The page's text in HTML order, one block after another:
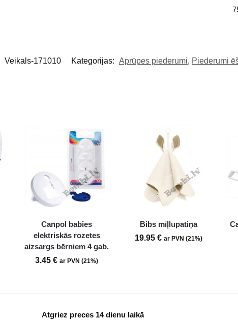
Veikals-171010 Kategorijas: Aprūpes piederumi, Piederumi
Canpol babies
elektriskās rozetes
aizsargs bērniem 4 gab.
3.45€ ar PVN (21%)
Bibs mīļlupatiņa
19.95 € ar PVN (21%)
Atgriez preces 14 dienu laikā